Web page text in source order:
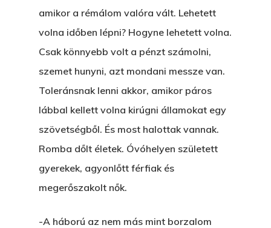
amikor a rémálom valóra vált. Lehetett
volna időben lépni? Hogyne lehetett volna.
Csak könnyebb volt a pénzt számolni,
szemet hunyni, azt mondani messze van.
Toleránsnak lenni akkor, amikor páros
lábbal kellett volna kirúgni államokat egy
szövetségből. És most halottak vannak.
Romba dőlt életek. Óvóhelyen született
gyerekek, agyonlőtt férfiak és
megerőszakolt nők.
-A háború az nem más mint borzalom